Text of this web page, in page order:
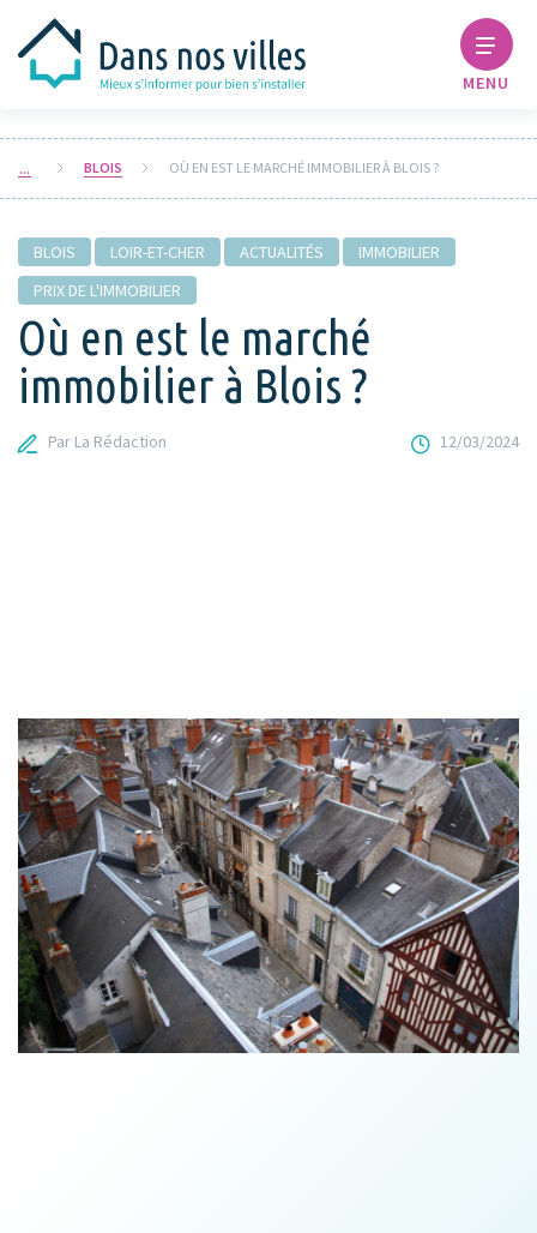
MENU
BLOIS OÙ EN EST LE MARCHÉ IMMOBILIER À BLOIS ?
BLOIS LOIR-ET-CHER ACTUALITÉS
IMMOBILIER
PRIX DE L'IMMOBILIER
Où en est le marché
immobilier à Blois ?
Par La Rédaction 12/03/2024